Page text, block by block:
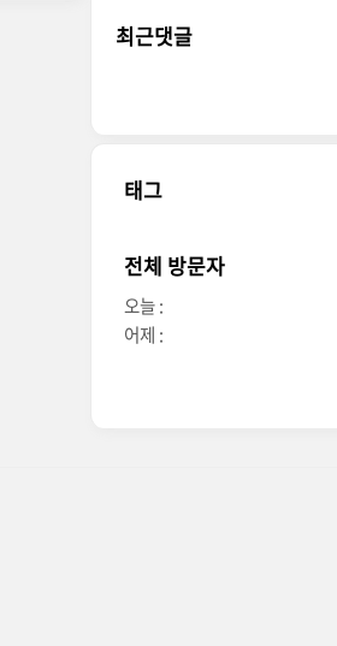
최근댓글
태그
전체 방문자
오늘 :
어제 :